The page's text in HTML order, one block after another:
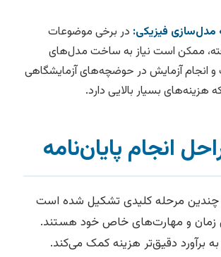
مدل‌سازی فیزیکی: در برخی موضوعات
ممکن است نیاز به ساخت مدل‌های
انجام آزمایش در حوضچه‌های آزمایشگاهی
هزینه‌های بسیار بالایی دارد.
انجام پایان‌نامه
چندین مرحله کلیدی تشکیل شده است
زمان و مهارت‌های خاص خود هستند.
برآورد دقیق‌تر هزینه کمک می‌کند.